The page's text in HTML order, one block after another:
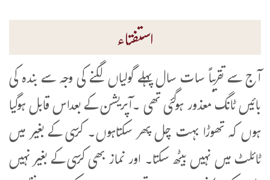
استفتاء
آج سے تقریباً سات سال پہلے گولیاں لگنے کی وجہ سے بندہ کی
بائیں ٹانگ معذور ہوگئی تھی ۔آپریشن کے بعداس قابل ہوگیا
ہوں کہ تھوڑا بہت چل پھر سکتاہوں۔ کرسی کے بغیر میں
ٹائلٹ میں نہیں بیٹھ سکتا۔ اور نماز بھی کرسی کے بغیر نہیں